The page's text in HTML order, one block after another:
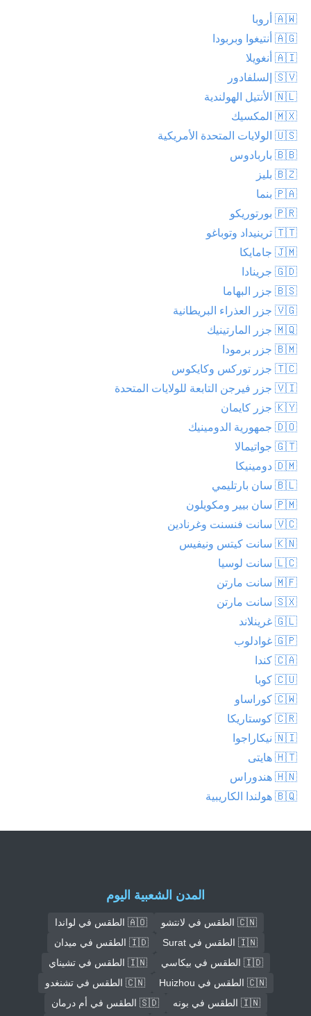
🇦🇼 أروبا
🇦🇬 أنتيغوا وبربودا
🇦🇮 أنغويلا
🇸🇻 إلسلفادور
🇳🇱 الأنتيل الهولندية
🇲🇽 المكسيك
🇺🇸 الولايات المتحدة الأمريكية
🇧🇧 باربادوس
🇧🇿 بليز
🇵🇦 بنما
🇵🇷 بورتوريكو
🇹🇹 ترينيداد وتوباغو
🇯🇲 جامايكا
🇬🇩 جرينادا
🇧🇸 جزر البهاما
🇻🇬 جزر العذراء البريطانية
🇲🇶 جزر المارتينيك
🇧🇲 جزر برمودا
🇹🇨 جزر توركس وكايكوس
🇻🇮 جزر فيرجن التابعة للولايات المتحدة
🇰🇾 جزر كايمان
🇩🇴 جمهورية الدومينيك
🇬🇹 جواتيمالا
🇩🇲 دومينيكا
🇧🇱 سان بارتليمي
🇵🇲 سان بيير ومكويلون
🇻🇨 سانت فنسنت وغرنادين
🇰🇳 سانت كيتس ونيفيس
🇱🇨 سانت لوسيا
🇲🇫 سانت مارتن
🇸🇽 سانت مارتن
🇬🇱 غرينلاند
🇬🇵 غوادلوب
🇨🇦 كندا
🇨🇺 كوبا
🇨🇼 كوراساو
🇨🇷 كوستاريكا
🇳🇮 نيكاراجوا
🇭🇹 هايتى
🇭🇳 هندوراس
🇧🇶 هولندا الكاريبية
المدن الشعبية اليوم
🇨🇳 الطقس في لانتشو
🇦🇴 الطقس في لواندا
🇮🇳 الطقس في Surat
🇮🇩 الطقس في ميدان
🇮🇩 الطقس في بيكاسي
🇮🇳 الطقس في تشيناي
🇨🇳 الطقس في Huizhou
🇨🇳 الطقس في تشنغدو
🇮🇳 الطقس في بونه
🇸🇩 الطقس في أم درمان